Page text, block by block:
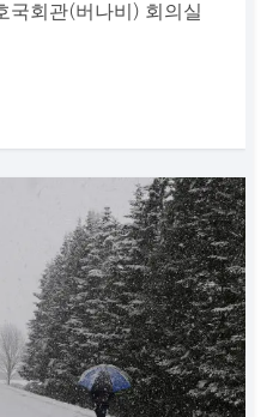
국회관(버나비) 회의실